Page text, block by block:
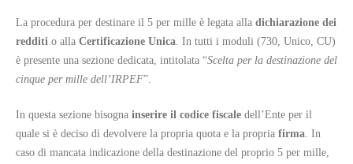
La procedura per destinare il 5 per mille è legata alla dichiarazione dei
redditi o alla Certificazione Unica. In tutti i moduli (730, Unico, CU)
è presente una sezione dedicata, intitolata “Scelta per la destinazione del
cinque per mille dell’IRPEF”.
In questa sezione bisogna inserire il codice fiscale dell’Ente per il
quale si è deciso di devolvere la propria quota e la propria firma. In
caso di mancata indicazione della destinazione del proprio 5 per mille,